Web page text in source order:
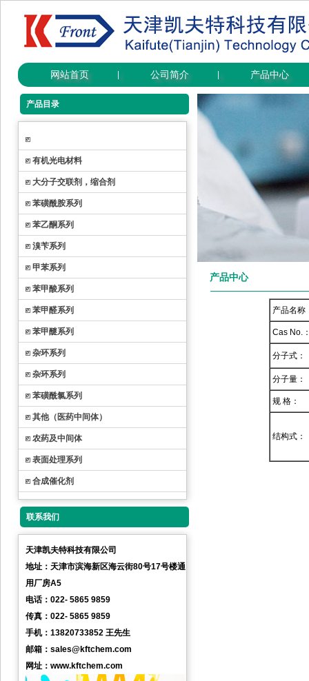
网站首页 公司简介 产品中心
产品目录
有机光电材料
大分子交联剂，缩合剂
苯磺酰胺系列
苯乙酮系列
溴苄系列
甲苯系列
苯甲酸系列
苯甲醛系列
苯甲醚系列
杂环系列
杂环系列
苯磺酰氯系列
其他（医药中间体）
农药及中间体
表面处理系列
合成催化剂
联系我们
天津凯夫特科技有限公司
地址：天津市滨海新区海云街80号17号楼通
用厂房A5
电话：022- 5865 9859
传真：022- 5865 9859
手机：13820733852 王先生
邮箱：sales@kftchem.com
网址：www.kftchem.com
产品中心
产品名称
Cas No.
分子式：
分子量：
规 格：
结构式：